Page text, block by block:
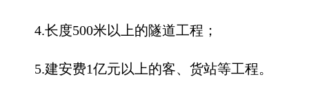
4.长度500米以上的隧道工程；
5.建安费1亿元以上的客、货站等工程。